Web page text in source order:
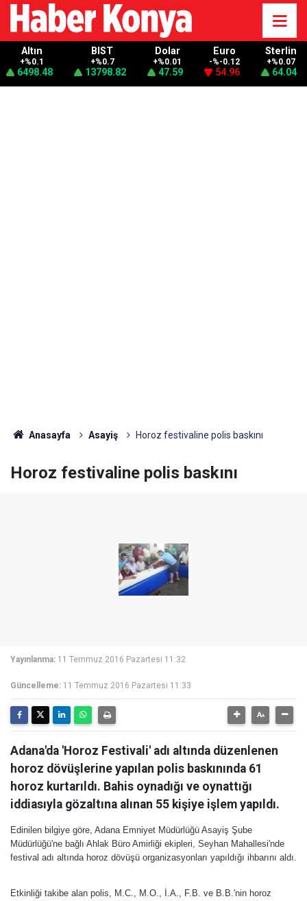
Altın
+%0.1
6498.48
BIST
+%0.7
13798.82
Dolar
+%0.01
47.59
Euro
-%-0.12
54.96
Sterlin
+%0.07
64.04
Anasayfa Asayiş Horoz festivaline polis baskını
Horoz festivaline polis baskını
Yayınlanma: 11 Temmuz 2016 Pazartesi 11:32
Güncelleme: 11 Temmuz 2016 Pazartesi 11:33
Adana'da 'Horoz Festivali' adı altında düzenlenen
horoz dövüşlerine yapılan polis baskınında 61
horoz kurtarıldı. Bahis oynadığı ve oynattığı
iddiasıyla gözaltına alınan 55 kişiye işlem yapıldı.
Edinilen bilgiye göre, Adana Emniyet Müdürlüğü Asayiş Şube
Müdürlüğü'ne bağlı Ahlak Büro Amirliği ekipleri, Seyhan Mahallesi'nde
festival adı altında horoz dövüşü organizasyonları yapıldığı ihbarını aldı.
Etkinliği takibe alan polis, M.C., M.O., İ.A., F.B. ve B.B.'nin horoz